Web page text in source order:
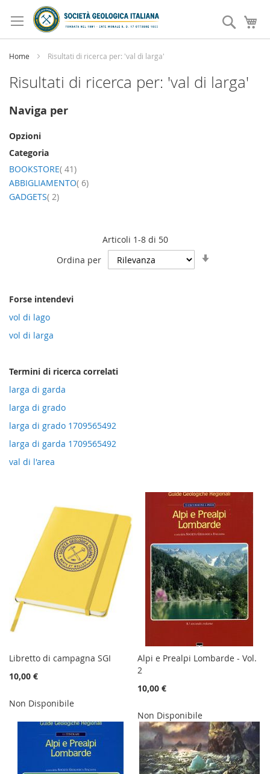
al
contenuto
Search
Home Risultati di ricerca per: 'val di larga'
Risultati di ricerca per: 'val di larga'
Articoli 1-8di 50
Ordina per
Forse intendevi
vol di lago
vol di larga
Termini di ricerca correlati
larga di garda
larga di grado
larga di grado 1709565492
larga di garda 1709565492
val di l'area
Libretto di campagna SGI
10,00 €
Non Disponibile
Alpi e Prealpi Lombarde - Vol.
2
10,00 €
Non Disponibile
Naviga per
Opzioni
Categoria
BOOKSTORE 41elemento
ABBIGLIAMENTO 6elemento
GADGETS 2elemento